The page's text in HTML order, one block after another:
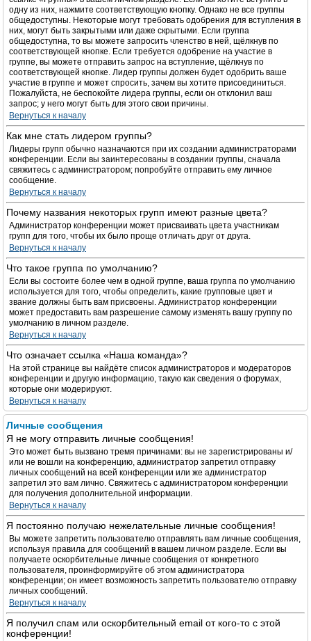
одну из них, нажмите соответствующую кнопку. Однако не все группы
общедоступны. Некоторые могут требовать одобрения для вступления в
них, могут быть закрытыми или даже скрытыми. Если группа
общедоступна, то вы можете запросить членство в ней, щёлкнув по
соответствующей кнопке. Если требуется одобрение на участие в
группе, вы можете отправить запрос на вступление, щёлкнув по
соответствующей кнопке. Лидер группы должен будет одобрить ваше
участие в группе и может спросить, зачем вы хотите присоединиться.
Пожалуйста, не беспокойте лидера группы, если он отклонил ваш
запрос; у него могут быть для этого свои причины.
Вернуться к началу
Как мне стать лидером группы?
Лидеры групп обычно назначаются при их создании администраторами
конференции. Если вы заинтересованы в создании группы, сначала
свяжитесь с администратором; попробуйте отправить ему личное
сообщение.
Вернуться к началу
Почему названия некоторых групп имеют разные цвета?
Администратор конференции может присваивать цвета участникам
групп для того, чтобы их было проще отличать друг от друга.
Вернуться к началу
Что такое группа по умолчанию?
Если вы состоите более чем в одной группе, ваша группа по умолчанию
используется для того, чтобы определить, какие групповые цвет и
звание должны быть вам присвоены. Администратор конференции
может предоставить вам разрешение самому изменять вашу группу по
умолчанию в личном разделе.
Вернуться к началу
Что означает ссылка «Наша команда»?
На этой странице вы найдёте список администраторов и модераторов
конференции и другую информацию, такую как сведения о форумах,
которые они модерируют.
Вернуться к началу
Личные сообщения
Я не могу отправить личные сообщения!
Это может быть вызвано тремя причинами: вы не зарегистрированы и/
или не вошли на конференцию, администратор запретил отправку
личных сообщений на всей конференции или же администратор
запретил это вам лично. Свяжитесь с администратором конференции
для получения дополнительной информации.
Вернуться к началу
Я постоянно получаю нежелательные личные сообщения!
Вы можете запретить пользователю отправлять вам личные сообщения,
используя правила для сообщений в вашем личном разделе. Если вы
получаете оскорбительные личные сообщения от конкретного
пользователя, проинформируйте об этом администратора
конференции; он имеет возможность запретить пользователю отправку
личных сообщений.
Вернуться к началу
Я получил спам или оскорбительный email от кого-то с этой
конференции!